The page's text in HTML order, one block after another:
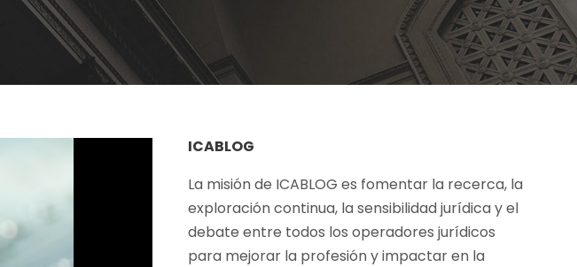
ICABLOG
La misión de ICABLOG es fomentar la recerca, la
exploracióncontinua, lasensibilidadjurídica y el
debate entre todos los operadores jurídicos
para mejorar la profesiónyimpactar en la